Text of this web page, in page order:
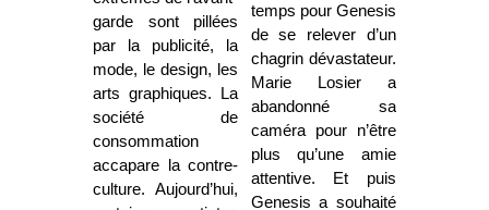
garde sont pillées
par la publicité, la
mode, le design, les
arts graphiques. La
société de
consommation
accapare la contre-
culture. Aujourd’hui,
temps pour Genesis
de se relever d’un
chagrin dévastateur.
Marie Losier a
abandonné sa
caméra pour n’être
plus qu’une amie
attentive. Et puis
Genesis a souhaité